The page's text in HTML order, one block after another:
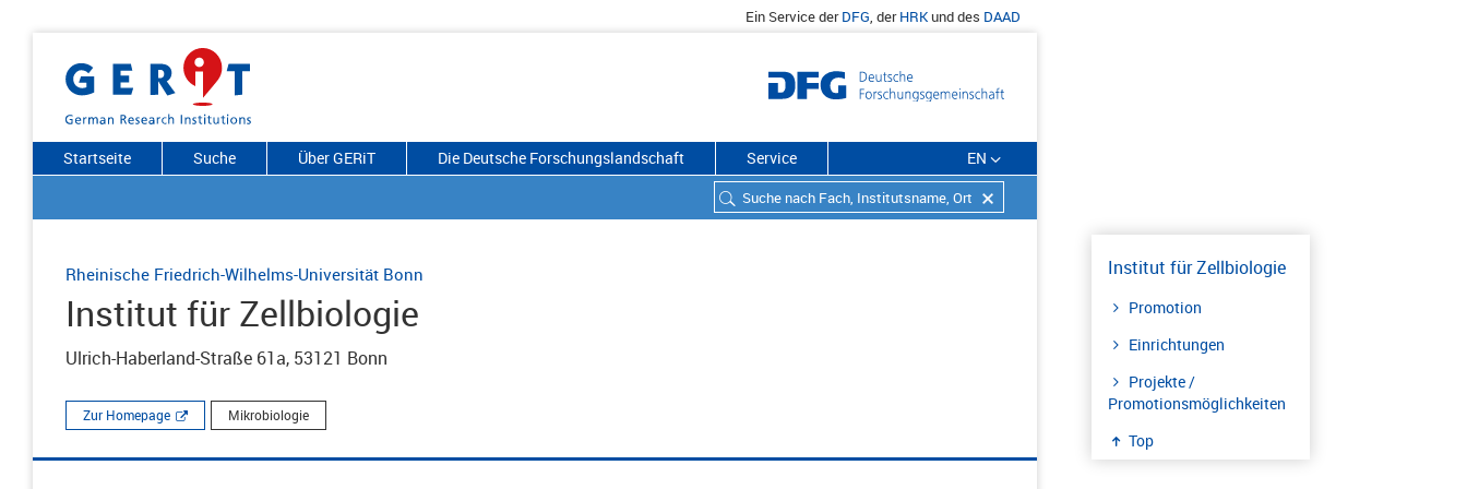
Ein Service derDFG, derHRKund des DAAD
Startseite Suche Über GERiT Die Deutsche Forschungslandschaft Service EN
Institut für Zellbiologie
Promotion
Einrichtungen
Projekte /
Promotionsmöglichkeiten
Top
Rheinische Friedrich-Wilhelms-Universität Bonn
Institut für Zellbiologie
Ulrich-Haberland-Straße 61a, 53121 Bonn
Zur Homepage Mikrobiologie